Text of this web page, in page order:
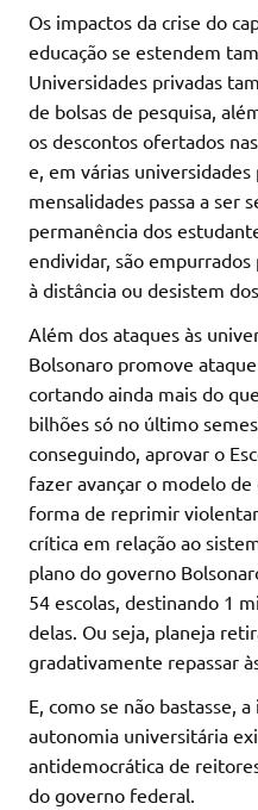
Os impactos da crise do
educação se estendem
Universidades privadas
de bolsas de pesquisa,
os descontos ofertados
e, em várias universidades
mensalidades passa a ser
permanência dos
endividar, são
à distância ou desistem
Além dos ataques às
Bolsonaro promove
cortando ainda mais do
bilhões só no último
conseguindo, aprovar o
fazer avançar o modelo
forma de reprimir
crítica em relação ao
plano do governo
54 escolas, destinando 1
delas. Ou seja, planeja
gradativamente repassar
E, como se não bastasse,
autonomia universitária
antidemocrática de
do governo federal.